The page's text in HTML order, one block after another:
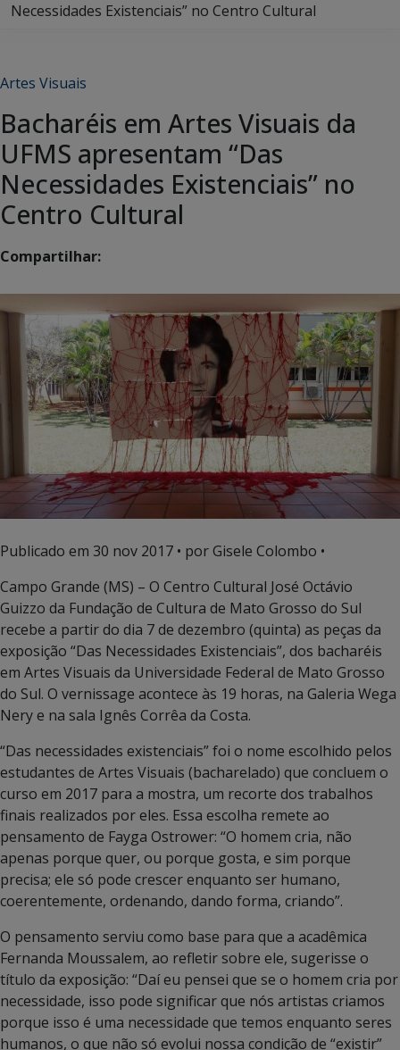
Necessidades Existenciais” no Centro Cultural
Artes Visuais
Bacharéis em Artes Visuais da
UFMS apresentam “Das
Necessidades Existenciais” no
Centro Cultural
Compartilhar:
Publicado em 30 nov 2017 • por Gisele Colombo •
Campo Grande (MS) – O Centro Cultural José Octávio
Guizzo da Fundação de Cultura de Mato Grosso do Sul
recebe a partir do dia 7 de dezembro (quinta) as peças da
exposição “Das Necessidades Existenciais”, dos bacharéis
em Artes Visuais da Universidade Federal de Mato Grosso
do Sul. O vernissage acontece às 19 horas, na Galeria Wega
Nery e na sala Ignês Corrêa da Costa.
“Das necessidades existenciais” foi o nome escolhido pelos
estudantes de Artes Visuais (bacharelado) que concluem o
curso em 2017 para a mostra, um recorte dos trabalhos
finais realizados por eles. Essa escolha remete ao
pensamento de Fayga Ostrower: “O homem cria, não
apenas porque quer, ou porque gosta, e sim porque
precisa; ele só pode crescer enquanto ser humano,
coerentemente, ordenando, dando forma, criando”.
O pensamento serviu como base para que a acadêmica
Fernanda Moussalem, ao refletir sobre ele, sugerisse o
título da exposição: “Daí eu pensei que se o homem cria por
necessidade, isso pode significar que nós artistas criamos
porque isso é uma necessidade que temos enquanto seres
humanos, o que não só evolui nossa condição de “existir”